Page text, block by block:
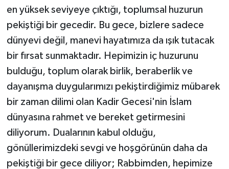
en yüksek seviyeye çıktığı, toplumsal huzurun
pekiştiği bir gecedir. Bu gece, bizlere sadece
dünyevi değil, manevi hayatımıza da ışık tutacak
bir fırsat sunmaktadır. Hepimizin iç huzurunu
bulduğu, toplum olarak birlik, beraberlik ve
dayanışma duygularımızı pekiştirdiğimiz mübarek
bir zaman dilimi olan Kadir Gecesi'nin İslam
dünyasına rahmet ve bereket getirmesini
diliyorum. Dualarının kabul olduğu,
gönüllerimizdeki sevgi ve hoşgörünün daha da
pekiştiği bir gece diliyor; Rabbimden, hepimize